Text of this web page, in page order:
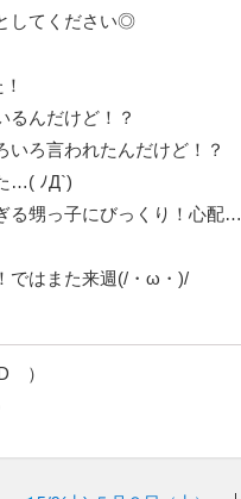
してください◎
るんだけど！？
いろ言われたんだけど！？
…( ﾉД`)
る甥っ子にびっくり！心配…
ではまた来週(/・ω・)/
）